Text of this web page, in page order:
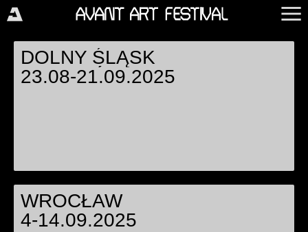
DOLNY ŚLĄSK
DOLNY ŚLĄSK
23.08-21.09.2025
WROCŁAW
WROCŁAW
4-14.09.2025